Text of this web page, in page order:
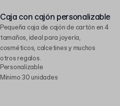
Caja con cajón personalizable
Pequeña caja de cajón de cartón en 4
tamaños, ideal para joyería,
cosméticos, calcetines y muchos
otros regalos.
Personalizable
Mínimo 30 unidades